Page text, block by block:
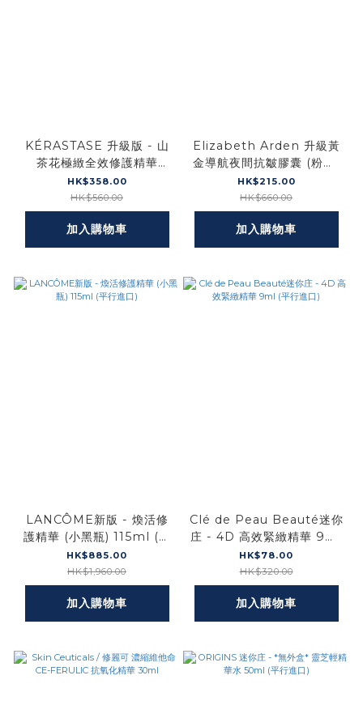
KÉRASTASE 升級版 - 山
茶花極緻全效修護精華
75ml (平行進口)
HK$358.00
HK$560.00
加入購物車
Elizabeth Arden 升級黃
金導航夜間抗皺膠囊 (粉膠)
60粒 28ml (平行進口)
HK$215.00
HK$660.00
加入購物車
LANCÔME新版 - 煥活修
護精華 (小黑瓶) 115ml (平
行進口)
HK$885.00
HK$1,960.00
加入購物車
Clé de Peau Beauté迷你
庄 - 4D 高效緊緻精華 9ml
(平行進口)
HK$78.00
HK$320.00
加入購物車